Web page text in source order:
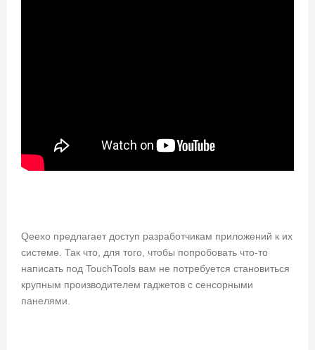
Qeexo предлагает доступ разработчикам приложений к их
системе. Так что, для того, чтобы попробовать что-то
написать под TouchTools вам не потребуется становиться
крупным производителем гаджетов с сенсорными
панелями.